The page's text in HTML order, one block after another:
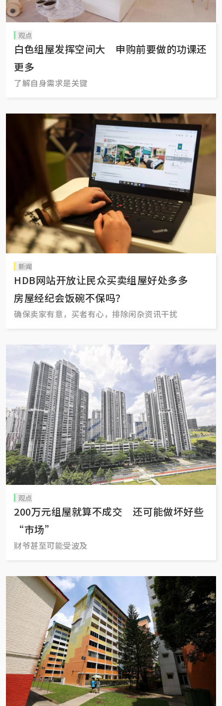
观点
白色组屋发挥空间大 申购前要做的功课还
更多
了解自身需求是关键
新闻
HDB网站开放让民众买卖组屋好处多多
房屋经纪会饭碗不保吗？
确保卖家有意，买者有心，排除闲杂资讯干扰
观点
200万元组屋就算不成交 还可能做坏好些
“市场”
财爷甚至可能受波及